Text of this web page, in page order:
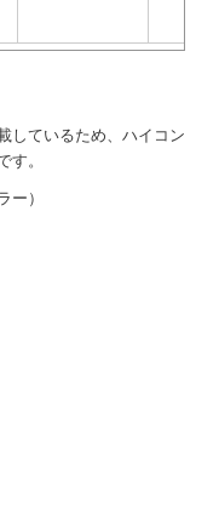
しているため、ハイコン
す。
ー）